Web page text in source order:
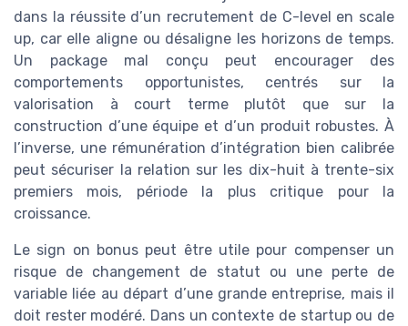
dans la réussite d’un recrutement de C-level en scale
up, car elle aligne ou désaligne les horizons de temps.
Un package mal conçu peut encourager des
comportements opportunistes, centrés sur la
valorisation à court terme plutôt que sur la
construction d’une équipe et d’un produit robustes. À
l’inverse, une rémunération d’intégration bien calibrée
peut sécuriser la relation sur les dix-huit à trente-six
premiers mois, période la plus critique pour la
croissance.
Le sign on bonus peut être utile pour compenser un
risque de changement de statut ou une perte de
variable liée au départ d’une grande entreprise, mais il
doit rester modéré. Dans un contexte de startup ou de